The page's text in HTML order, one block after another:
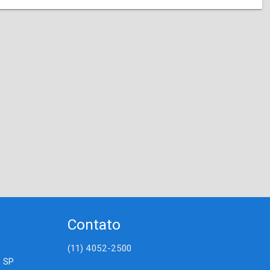
Contato
(11) 4052-2500